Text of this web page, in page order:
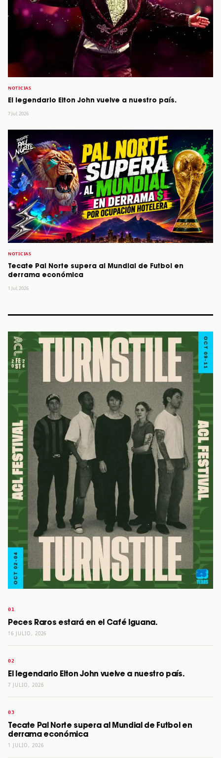
NOTICIAS
El legendario Elton John vuelve a nuestro país.
7 Jul, 2026
NOTICIAS
Tecate Pal Norte supera al Mundial de Futbol en
derrama económica
1 Jul, 2026
Peces Raros estará en el Café Iguana.
16 JULIO, 2026
El legendario Elton John vuelve a nuestro país.
7 JULIO, 2026
Tecate Pal Norte supera al Mundial de Futbol en
derrama económica
1 JULIO, 2026